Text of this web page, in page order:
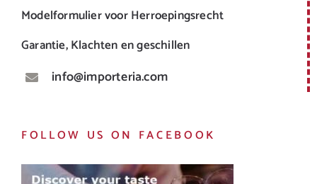
Modelformulier voor Herroepingsrecht
Garantie, Klachten en geschillen
info@importeria.com
FOLLOW US ON FACEBOOK